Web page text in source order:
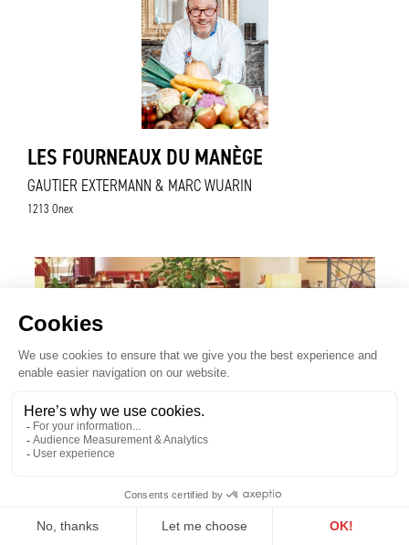
LES FOURNEAUX DU MANÈGE
GAUTIER EXTERMANN & MARC WUARIN
1213 Onex
MÖVENPICK HÔTEL RESTAURANT